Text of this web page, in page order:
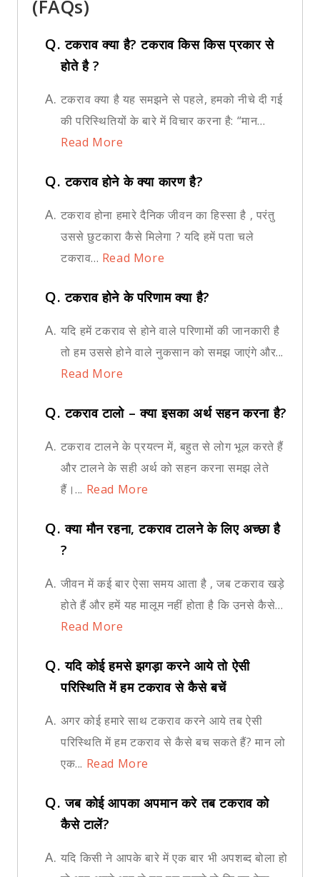
(FAQs)
Q.टकराव क्या है? टकराव किस किस प्रकार से
होते है ?
A. टकराव क्या है यह समझने से पहले, हमको नीचे दी गई
की परिस्थितियों के बारे में विचार करना है: “मान...
Read More
Q.टकराव होने के क्या कारण है?
A. टकराव होना हमारे दैनिक जीवन का हिस्सा है , परंतु
उससे छुटकारा कैसे मिलेगा ? यदि हमें पता चले
टकराव... Read More
Q.टकराव होने के परिणाम क्या है?
A. यदि हमें टकराव से होने वाले परिणामों की जानकारी है
तो हम उससे होने वाले नुकसान को समझ जाएंगे और...
Read More
Q.टकराव टालो – क्या इसका अर्थ सहन करना है?
A. टकराव टालने के प्रयत्न में, बहुत से लोग भूल करते हैं
और टालने के सही अर्थ को सहन करना समझ लेते
हैं।... Read More
Q.क्या मौन रहना, टकराव टालने के लिए अच्छा है
?
A. जीवन में कई बार ऐसा समय आता है , जब टकराव खड़े
होते हैं और हमें यह मालूम नहीं होता है कि उनसे कैसे...
Read More
Q.यदि कोई हमसे झगड़ा करने आये तो ऐसी
परिस्थिति में हम टकराव से कैसे बचें
A. अगर कोई हमारे साथ टकराव करने आये तब ऐसी
परिस्थिति में हम टकराव से कैसे बच सकते हैं? मान लो
एक... Read More
Q.जब कोई आपका अपमान करे तब टकराव को
कैसे टालें?
A. यदि किसी ने आपके बारे में एक बार भी अपशब्द बोला हो